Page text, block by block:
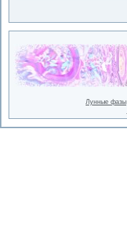
Лунные фазы